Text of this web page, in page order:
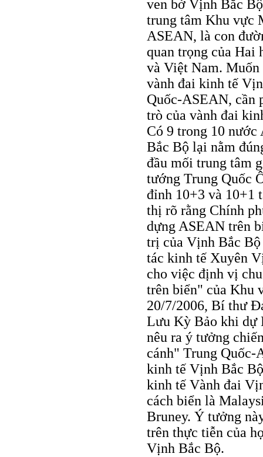
ven bờ Vịnh Bắc
trung tâm Khu vực
ASEAN, là con
quan trọng của Hai
và Việt Nam. Muốn
vành đai kinh tế
Quốc-ASEAN, cần
trò của vành đai
Có 9 trong 10
Bắc Bộ lại nằm
đầu mối trung tâm
tướng Trung Quốc
đỉnh 10+3 và 10+1
thị rõ rằng Chính
dựng ASEAN trên
trị của Vịnh Bắc
tác kinh tế Xuyên
cho việc định vị
trên biển" của Khu
20/7/2006, Bí thư
Lưu Kỳ Bảo khi dự
nêu ra ý tưởng
cánh" Trung Quốc-
kinh tế Vịnh Bắc
kinh tế Vành đai
cách biển là
Bruney. Ý tưởng
trên thực tiễn của
Vịnh Bắc Bộ.